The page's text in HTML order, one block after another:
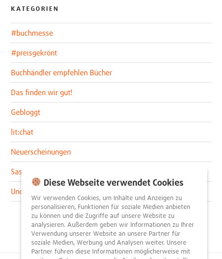
KATEGORIEN
#buchmesse
#preisgekrönt
Buchhändler empfehlen Bücher
Das finden wir gut!
Gebloggt
lit:chat
Neuerscheinungen
Sascha im lit:blog
Uncategorized
Diese Webseite verwendet Cookies
Wir verwenden Cookies, um Inhalte und Anzeigen zu
personalisieren, Funktionen für soziale Medien anbieten
zu können und die Zugriffe auf unsere Website zu
analysieren. Außerdem geben wir Informationen zu Ihrer
Verwendung unserer Website an unsere Partner für
soziale Medien, Werbung und Analysen weiter. Unsere
Partner führen diese Informationen möglicherweise mit